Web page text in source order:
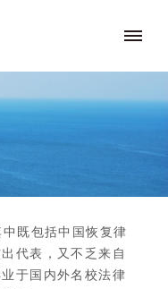
既包括中国恢复律
代表，又不乏来自
于国内外名校法律